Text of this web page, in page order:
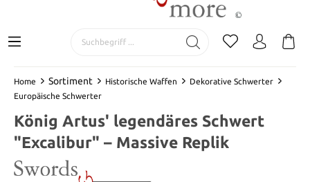
Home Sortiment Historische Waffen
Dekorative Schwerter
Europäische Schwerter
König Artus' legendäres Schwert
"Excalibur" – Massive Replik